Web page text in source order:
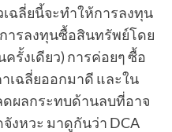
ฉลี่ยนี้จะทำให้การลงทุน
ารลงทุนซื้อสินทรัพย์โดย
ครั้งเดียว) การค่อยๆ ซื้อ
เฉลี่ยออกมาดี และใน
ดผลกระทบด้านลบที่อาจ
งหวะ มาดูกันว่า DCA